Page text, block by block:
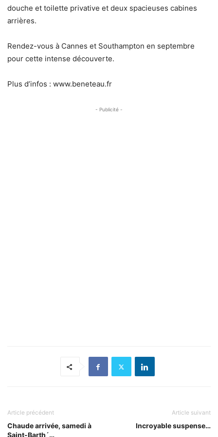
douche et toilette privative et deux spacieuses cabines
arrières.
Rendez-vous à Cannes et Southampton en septembre
pour cette intense découverte.
Plus d’infos : www.beneteau.fr
- Publicité -
Article précédent
Chaude arrivée, samedi à
Saint-Barth´…
Article suivant
Incroyable suspense…